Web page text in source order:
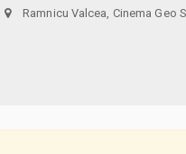
Ramnicu Valcea, Cinema